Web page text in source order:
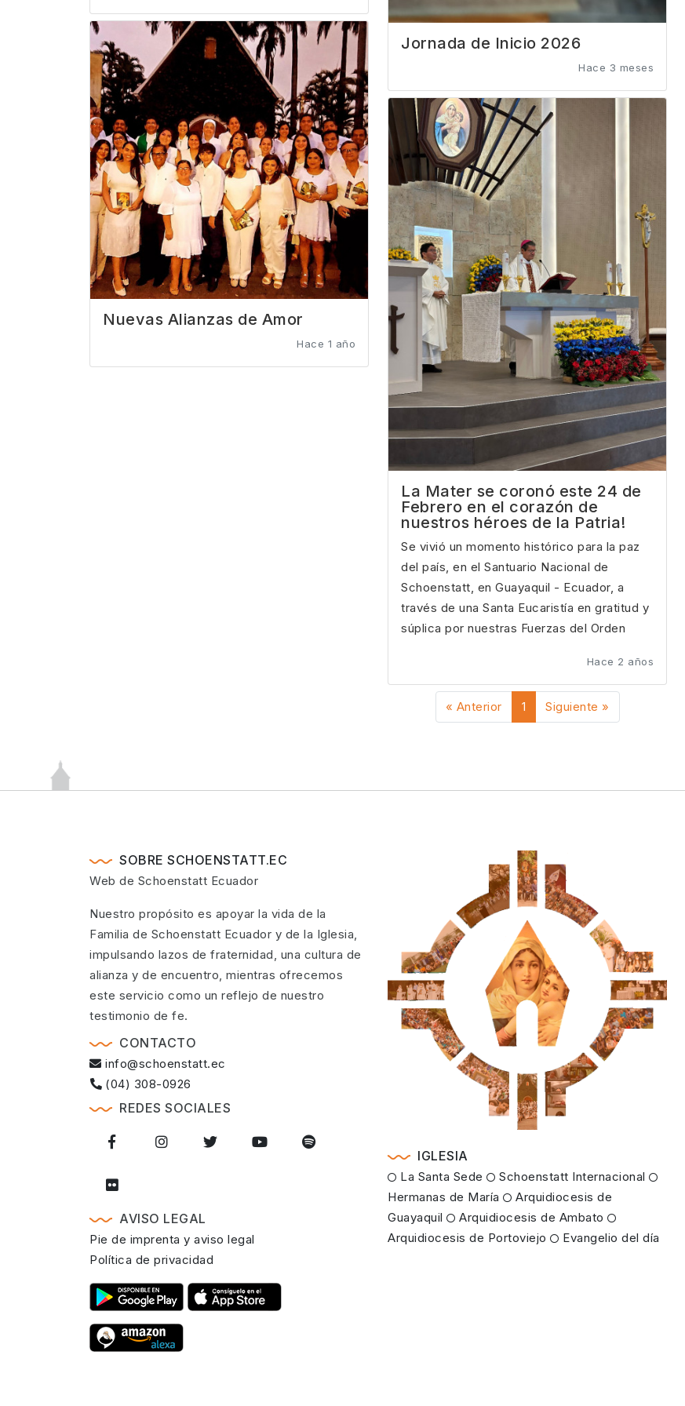
Nuevas Alianzas de Amor
Hace 1 año
Jornada de Inicio 2026
Hace 3 meses
La Mater se coronó este 24 de
Febrero en el corazón de
nuestros héroes de la Patria!
Se vivió un momento histórico para la paz
del país, en el Santuario Nacional de
Schoenstatt, en Guayaquil - Ecuador, a
través de una Santa Eucaristía en gratitud y
súplica por nuestras Fuerzas del Orden
Hace 2 años
« Anterior 1 Siguiente »
SOBRE SCHOENSTATT.EC
Web de Schoenstatt Ecuador
Nuestro propósito es apoyar la vida de la
Familia de Schoenstatt Ecuador y de la Iglesia,
impulsando lazos de fraternidad, una cultura de
alianza y de encuentro, mientras ofrecemos
este servicio como un reflejo de nuestro
testimonio de fe.
CONTACTO
info@schoenstatt.ec
(04) 308-0926
REDES SOCIALES
AVISO LEGAL
Pie de imprenta y aviso legal
Política de privacidad
IGLESIA
La Santa Sede
Schoenstatt Internacional
Hermanas de María
Arquidiocesis de
Guayaquil
Arquidiocesis de Ambato
Arquidiocesis de Portoviejo
Evangelio del día